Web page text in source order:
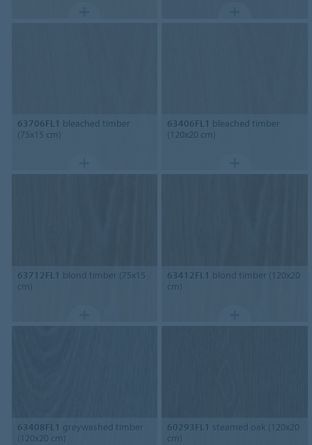
63706FL1 bleached timber
(75x15 cm)
63406FL1 bleached timber
(120x20 cm)
63712FL1 blond timber (75x15
cm)
63412FL1 blond timber (120x20
cm)
63408FL1 greywashed timber
(120x20 cm)
60293FL1 steamed oak (120x20
cm)